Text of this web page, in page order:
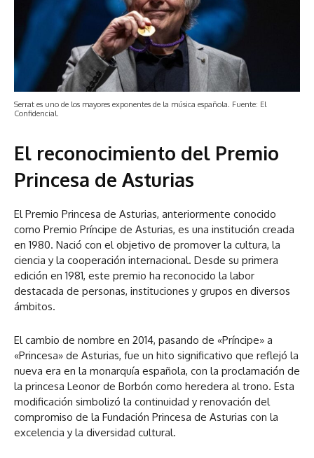
Serrat es uno de los mayores exponentes de la música española. Fuente: El
Confidencial.
El reconocimiento del Premio
Princesa de Asturias
El Premio Princesa de Asturias, anteriormente conocido
como Premio Príncipe de Asturias, es una institución creada
en 1980. Nació con el objetivo de promover la cultura, la
ciencia y la cooperación internacional. Desde su primera
edición en 1981, este premio ha reconocido la labor
destacada de personas, instituciones y grupos en diversos
ámbitos.
El cambio de nombre en 2014, pasando de «Príncipe» a
«Princesa» de Asturias, fue un hito significativo que reflejó la
nueva era en la monarquía española, con la proclamación de
la princesa Leonor de Borbón como heredera al trono. Esta
modificación simbolizó la continuidad y renovación del
compromiso de la Fundación Princesa de Asturias con la
excelencia y la diversidad cultural.